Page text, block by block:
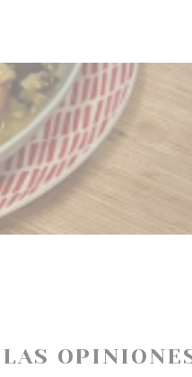
cookies
LAS